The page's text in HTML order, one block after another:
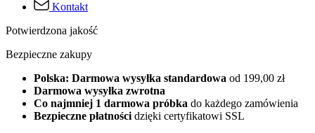
Kontakt
Potwierdzona jakość
Bezpieczne zakupy
Polska: Darmowa wysyłka standardowa od 199,00 zł
Darmowa wysyłka zwrotna
Co najmniej 1 darmowa próbka do każdego zamówienia
Bezpieczne płatności dzięki certyfikatowi SSL